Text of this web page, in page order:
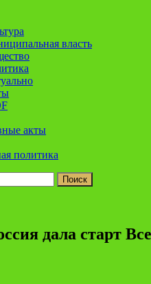
власть
акты
политика
дала старт